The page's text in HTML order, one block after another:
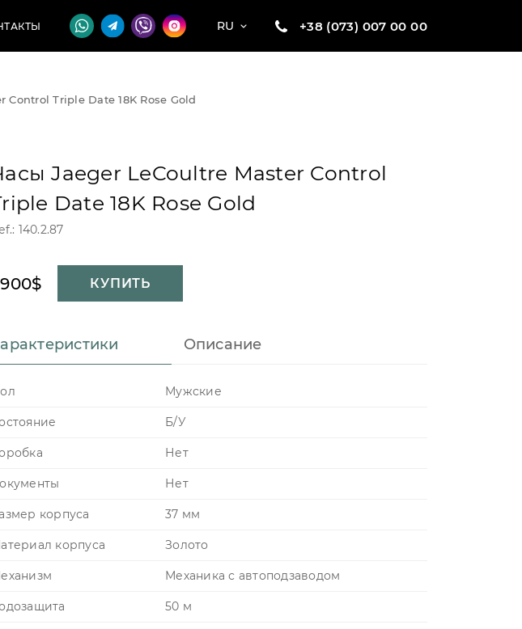
RU +38 (073) 007 00 00
Control Triple Date 18K Rose Gold
Jaeger LeCoultre Master Control
Date 18K Rose Gold
140.2.87
КУПИТЬ
Описание
Мужские
Б/У
Нет
Нет
корпуса 37 мм
корпуса Золото
Механика с автоподзаводом
50 м